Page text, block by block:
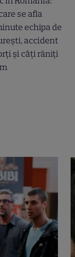
se afla
echipa de
accident
și câți răniți